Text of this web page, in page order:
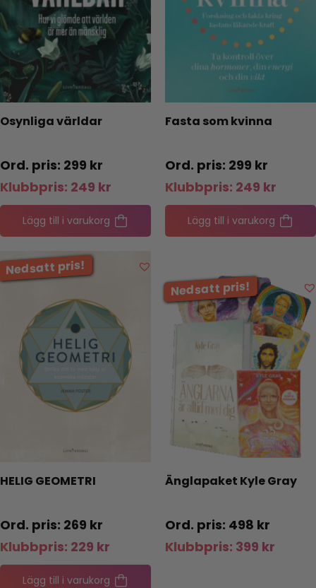
Osynliga världar
299 kr
Klubbpris: 249 kr
Lägg till i varukorg
Fasta som kvinna
299 kr
Klubbpris: 249 kr
Lägg till i varukorg
HELIG GEOMETRI
269 kr
Klubbpris: 229 kr
Lägg till i varukorg
Änglapaket Kyle Gray
498 kr
Klubbpris: 399 kr